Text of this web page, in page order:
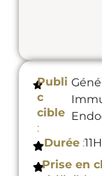
Publi
c
cible
:
Durée:11H
Prise en